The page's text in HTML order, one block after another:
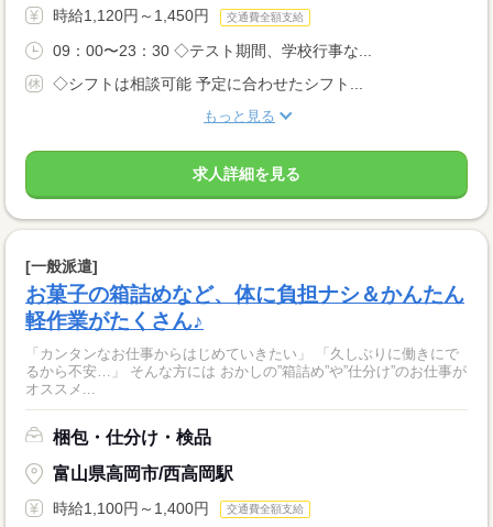
時給1,120円～1,450円 交通費全額支給
09：00〜23：30 ◇テスト期間、学校行事な...
◇シフトは相談可能 予定に合わせたシフト...
もっと見る
求人詳細を見る
[一般派遣]
お菓子の箱詰めなど、体に負担ナシ＆かんたん
軽作業がたくさん♪
「カンタンなお仕事からはじめていきたい」 「久しぶりに働きにで
るから不安…」 そんな方には おかしの”箱詰め”や”仕分け”のお仕事が
オススメ...
梱包・仕分け・検品
富山県高岡市/西高岡駅
時給1,100円～1,400円 交通費全額支給